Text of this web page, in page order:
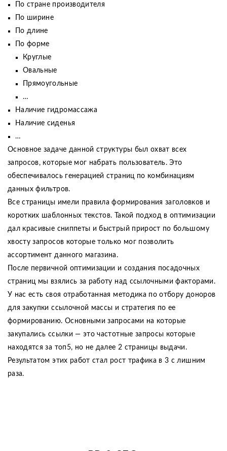
По стране производителя
По ширине
По длине
По форме
Круглые
Овальные
Прямоугольные
…
Наличие гидромассажа
Наличие сиденья
…
Основное задаче данной структуры был охват всех
запросов, которые мог набрать пользователь. Это
обеспечивалось генерацией страниц по комбинациям
данных фильтров.
Все страницы имели правила формирования заголовков и
коротких шаблонных текстов. Такой подход в оптимизации
дал красивые сниппеты и быстрый прирост по большому
хвосту запросов которые только мог позволить
ассортимент данного магазина.
После первичной оптимизации и создания посадочных
страниц мы взялись за работу над ссылочными факторами.
У нас есть своя отработанная методика по отбору доноров
для закупки ссылочной массы и стратегия по ее
формированию. Основными запросами на которые
закупались ссылки — это частотные запросы которые
находятся за топ5, но не далее 2 страницы выдачи.
Результатом этих работ стал рост трафика в 3 с лишним
раза.